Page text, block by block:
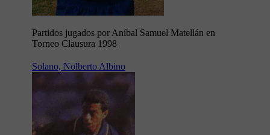
Partidos jugados por Aníbal Samuel Matellán en
Torneo Clausura 1998
Solano, Nolberto Albino